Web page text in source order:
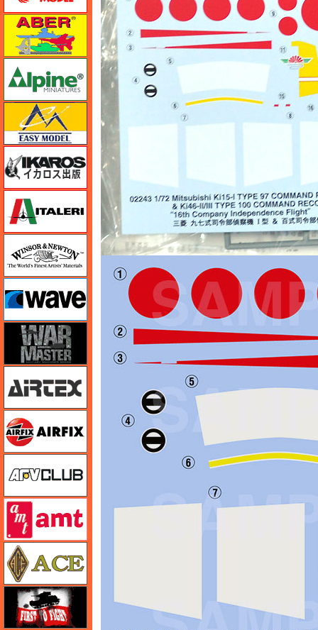
アベール
アルパイン
イカロス出版
イタレリ
ウインザー＆ニュートン
ウェーブ
ウォーマスターズ
エアフィックス